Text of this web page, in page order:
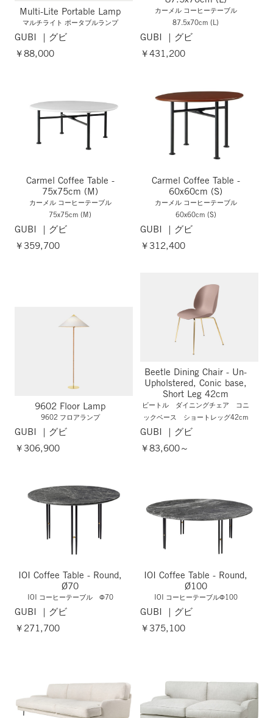
Multi-Lite Portable Lamp
マルチライト ポータブルランプ
GUBI ｜グビ
￥88,000
カーメル コーヒーテーブル
87.5x70cm (L)
GUBI ｜グビ
￥431,200
Carmel Coffee Table -
75x75cm (M)
カーメル コーヒーテーブル
75x75cm (M)
GUBI ｜グビ
￥359,700
Carmel Coffee Table -
60x60cm (S)
カーメル コーヒーテーブル
60x60cm (S)
GUBI ｜グビ
￥312,400
9602 Floor Lamp
9602 フロアランプ
GUBI ｜グビ
￥306,900
Beetle Dining Chair - Un-
Upholstered, Conic base,
Short Leg 42cm
ビートル ダイニングチェア コニ
ックベース ショートレッグ42cm
GUBI ｜グビ
￥83,600～
IOI Coffee Table - Round,
Ø70
IOI コーヒーテーブル Φ70
GUBI ｜グビ
￥271,700
IOI Coffee Table - Round,
Ø100
IOI コーヒーテーブルΦ100
GUBI ｜グビ
￥375,100